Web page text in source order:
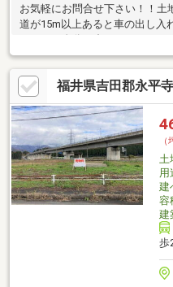
お気軽にお問合せ下さい！！土
道が15m以上あると車の出し入
いので、自分に合ったスケジ
ぶことができおすすめですよ☆
福井県吉田郡永平
（
土
用
建
容
建
歩